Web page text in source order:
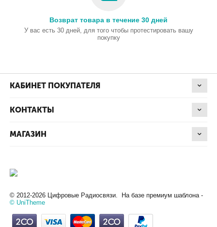
Возврат товара в течение 30 дней
У вас есть 30 дней, для того чтобы протестировать вашу
покупку
КАБИНЕТ ПОКУПАТЕЛЯ
КОНТАКТЫ
МАГАЗИН
© 2012-2026 Цифровые Радиосвязи. На базе премиум шаблона -
© UniTheme